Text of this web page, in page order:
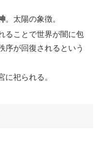
。太陽の象徴。
ることで世界が闇に包
序が回復されるという
に祀られる。